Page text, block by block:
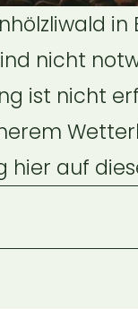
in
nicht
auf